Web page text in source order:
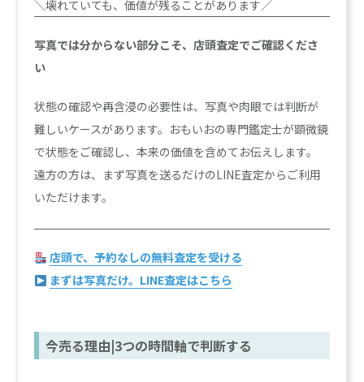
＼壊れていても、価値が残ることがあります／
写真では分からない部分こそ、店頭査定でご確認くださ
い
状態の確認や再含浸の必要性は、写真や肉眼では判断が
難しいケースがあります。おもいおの専門鑑定士が顕微鏡
で状態をご確認し、本来の価値を含めてお伝えします。
遠方の方は、まず写真を送るだけのLINE査定からご利用
いただけます。
店頭で、予約なしの無料査定を受ける
まずは写真だけ。LINE査定はこちら
今売る理由|3つの時間軸で判断する